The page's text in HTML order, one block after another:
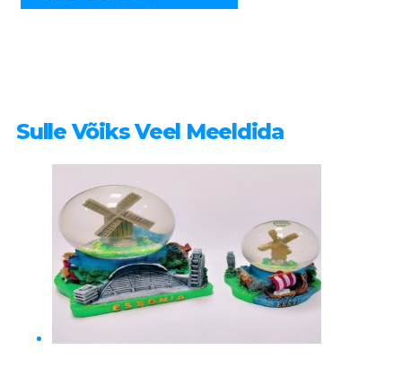
Sulle Võiks Veel Meeldida